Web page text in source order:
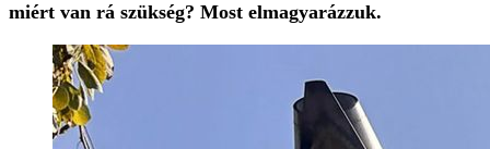
miért van rá szükség? Most elmagyarázzuk.